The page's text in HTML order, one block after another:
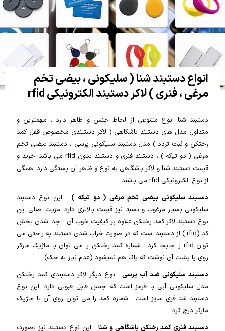
انواع دستبند شنا ( سلیکونی ، بیضی تخم
مرغی ، فنری ) لاکر دستبند الکترونیکی rfid
دستبند شنا انواع متنوعی از لحاظ جنس و ظاهر دارد . مهمترین و
متداول مدل های دستبند باشگاهی ( لاکر دستبندی مخصوص قفل کمد
رختکن و ثبت تردد ) مدل دستبند سلیکونی پرسی ، دستبند بیضی تخم
مرغی ( دو تیکه ) ، دستبند فنری و دستبند بدون rfid می باشد. خرید و
قیمت دستبند شنا و لاکر باشگاهی به نوع و ظاهر آن بستگی دارد. همگی
از نوع الکترونیکی rfid می باشند
دستبند سلیکونی بیضی تخم مرغی ( دو تیکه ) : این نوع دستبند
سلیکونی بسیار مرغوب و نسبتا نیز قیمت بالاتری دارد. مزیت اصلی این
نوع دستبند لاکر کمد رختکن علاوه بر کیفیت خوب آن ، جدا شدن بخش
کد (rfid ) از دستبند است که در صورت خراب شدن دستبند به راحتی می
توان rfid را جابجا کرد . شماره کمد رختکن را می توان با ماژیک مارکر
روی یا پشت آن نوشت که پاک هم نمیشود (عدم نیاز به حک)
دستبند سلیکونی ضد آب پرسی : نوع دیگر لاکر دستبندی کمد رختکن
مدل سلیکونی آبی با قرمز است که جنس قابل قبولی دارد. این نوع
دستبند شنا فری سایز است . شماره کمد را می توان روی آن با ماژیک
مارکر درج کرد
دستبند فنری کمد رختکن باشگاهی و شنا : این نوع دستبند نیز بصورت